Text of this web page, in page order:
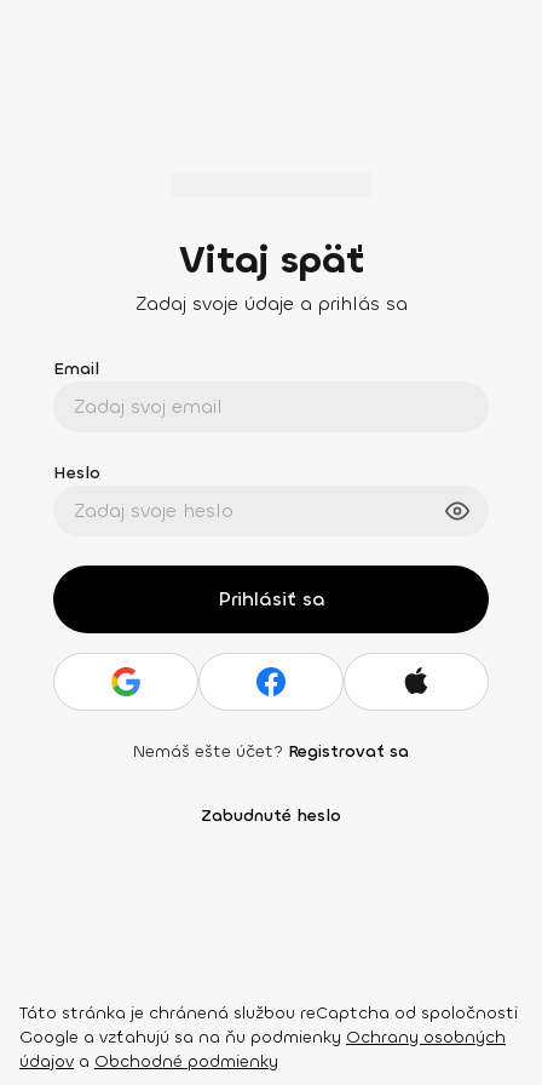
Vitaj späť
Zadaj svoje údaje a prihlás sa
Email
Heslo
Prihlásiť sa
Nemáš ešte účet? Registrovať sa
Zabudnuté heslo
Táto stránka je chránená službou reCaptcha od spoločnosti
Google a vzťahujú sa na ňu podmienky Ochrany osobných
údajov a Obchodné podmienky